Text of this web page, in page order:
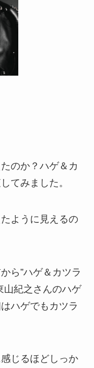
のか？ハゲ＆カ
てみました。
ように見えるの
ら”ハゲ＆カツラ
山紀之さんのハゲ
ハゲでもカツラ
じるほどしっか